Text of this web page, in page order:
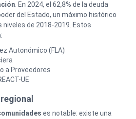
. En 2024, el 62,8% de la deuda
del Estado, un máximo histórico
niveles de 2018-2019. Estos
Autonómico (FLA)
a Proveedores
UE
es notable: existe una